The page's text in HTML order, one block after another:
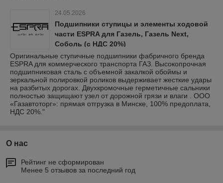
24.05.2026
Подшипники ступицы и элементы ходовой
части ESPRA для Газель, Газель Next,
Соболь (с НДС 20%)
Оригинальные ступичные подшипники фабричного бренда
ESPRA для коммерческого транспорта ГАЗ. Высокопрочная
подшипниковая сталь с объемной закалкой обоймы и
зеркальной полировкой роликов выдерживает жесткие удары
на разбитых дорогах. Двухкромочные герметичные сальники
полностью защищают узел от дорожной грязи и влаги . ООО
«Газавтоторг»: прямая отгрузка в Минске, 100% предоплата,
НДС 20%."
О нас
Рейтинг не сформирован
Менее 5 отзывов за последний год